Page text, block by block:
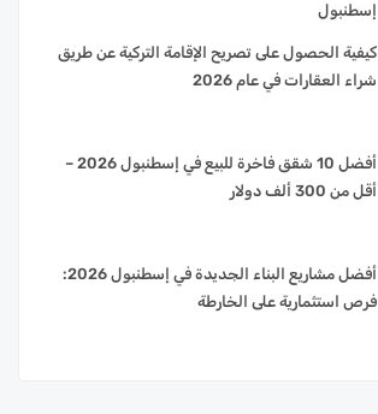
إسطنبول
كيفية الحصول على تصريح الإقامة التركية عن طريق
شراء العقارات في عام 2026
أفضل 10 شقق فاخرة للبيع في إسطنبول 2026 –
أقل من 300 ألف دولار
أفضل مشاريع البناء الجديدة في إسطنبول 2026:
فرص استثمارية على الخارطة